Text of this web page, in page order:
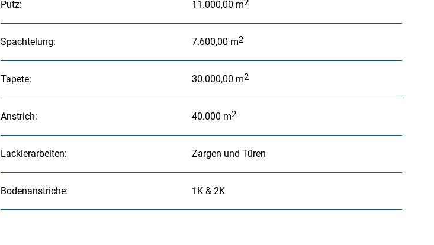
Putz: 11.000,00 m2
Spachtelung: 7.600,00 m2
Tapete: 30.000,00 m2
Anstrich: 40.000 m2
Lackierarbeiten: Zargen und Türen
Bodenanstriche: 1K & 2K